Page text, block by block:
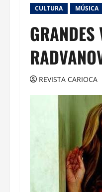
CULTURA MÚSICA
REVISTA CARIOCA